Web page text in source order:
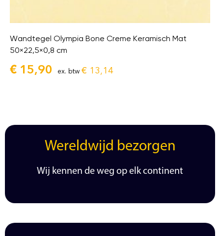
Wandtegel Olympia Bone Creme Keramisch Mat
50×22,5×0,8 cm
€ 15,90 ex. btw € 13,14
Wereldwijd bezorgen
Wij kennen de weg op elk continent